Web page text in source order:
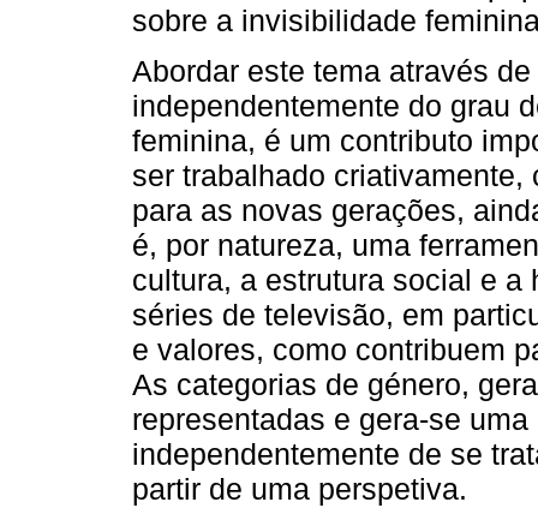
sobre a invisibilidade
Abordar este tema através
independentemente do grau
feminina, é um contributo
ser trabalhado
para as novas gerações,
é, por natureza, uma
cultura, a estrutura social e
séries de televisão, em
e valores, como contribuem
As categorias de género,
representadas e gera-se
independentemente de se
partir de uma perspetiva.